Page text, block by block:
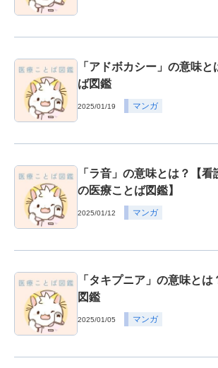
「アドボカシー」の意味と
ば図鑑
2025/01/19 マンガ
「ラ音」の意味とは？【
の医療ことば図鑑】
2025/01/12 マンガ
「タキプニア」の意味と
図鑑
2025/01/05 マンガ